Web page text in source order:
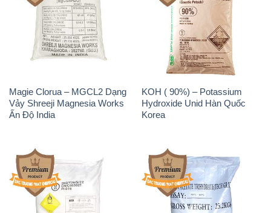
Magie Clorua – MGCL2 Dạng
Vảy Shreeji Magnesia Works
Ấn Độ India
KOH ( 90%) – Potassium
Hydroxide Unid Hàn Quốc
Korea